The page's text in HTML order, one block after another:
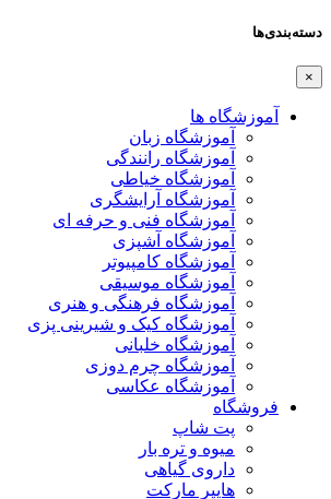
دسته‌بندی‌ها
×
آموزشگاه ها
آموزشگاه زبان
آموزشگاه رانندگی
آموزشگاه خیاطی
آموزشگاه آرایشگری
آموزشگاه فنی و حرفه ای
آموزشگاه آشپزی
آموزشگاه کامپیوتر
آموزشگاه موسیقی
آموزشگاه فرهنگی و هنری
آموزشگاه کیک و شیرینی پزی
آموزشگاه خلبانی
آموزشگاه چرم دوزی
آموزشگاه عکاسی
فروشگاه
پت شاپ
میوه و تره بار
داروی گیاهی
هایپر مارکت